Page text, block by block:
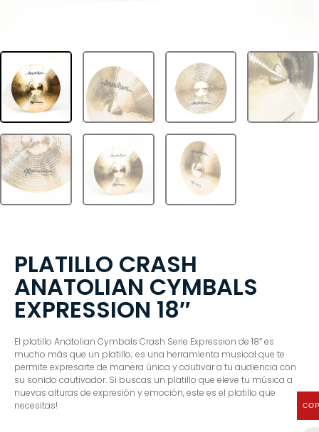
PLATILLO CRASH
ANATOLIAN CYMBALS
EXPRESSION 18″
El platillo Anatolian Cymbals Crash Serie Expression de 18″ es
mucho más que un platillo; es una herramienta musical que te
permite expresarte de manera única y cautivar a tu audiencia con
su sonido cautivador. Si buscas un platillo que eleve tu música a
nuevas alturas de expresión y emoción, este es el platillo que
necesitas!